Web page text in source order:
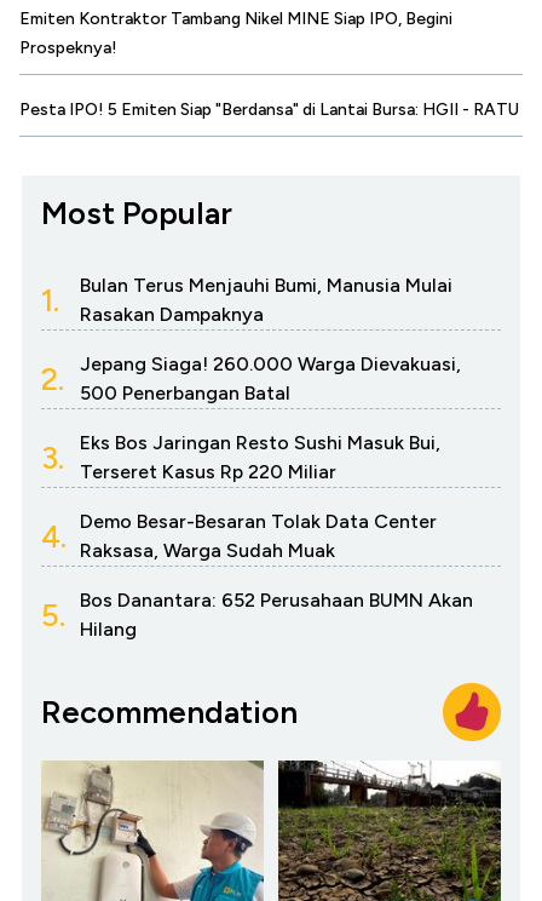
Emiten Kontraktor Tambang Nikel MINE Siap IPO, Begini
Prospeknya!
Pesta IPO! 5 Emiten Siap "Berdansa" di Lantai Bursa: HGII - RATU
Most Popular
1.
Bulan Terus Menjauhi Bumi, Manusia Mulai
Rasakan Dampaknya
2.
Jepang Siaga! 260.000 Warga Dievakuasi,
500 Penerbangan Batal
3.
Eks Bos Jaringan Resto Sushi Masuk Bui,
Terseret Kasus Rp 220 Miliar
4.
Demo Besar-Besaran Tolak Data Center
Raksasa, Warga Sudah Muak
5.
Bos Danantara: 652 Perusahaan BUMN Akan
Hilang
Recommendation